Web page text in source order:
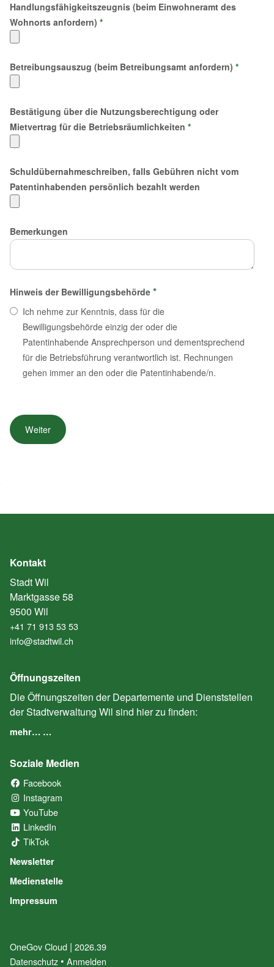
Handlungsfähigkeitszeugnis (beim Einwohneramt des
Wohnorts anfordern) *
Betreibungsauszug (beim Betreibungsamt anfordern) *
Bestätigung über die Nutzungsberechtigung oder
Mietvertrag für die Betriebsräumlichkeiten *
Schuldübernahmeschreiben, falls Gebühren nicht vom
Patentinhabenden persönlich bezahlt werden
Bemerkungen
Hinweis der Bewilligungsbehörde *
Ich nehme zur Kenntnis, dass für die
Bewilligungsbehörde einzig der oder die
Patentinhabende Ansprechperson und dementsprechend
für die Betriebsführung verantwortlich ist. Rechnungen
gehen immer an den oder die Patentinhabende/n.
Kontakt
Stadt Wil
Marktgasse 58
9500 Wil
+41 71 913 53 53
info@stadtwil.ch
Öffnungszeiten
Die Öffnungszeiten der Departemente und Dienststellen
der Stadtverwaltung Wil sind hier zu finden:
mehr… …
Soziale Medien
Facebook
Instagram
YouTube
LinkedIn
TikTok
Newsletter
Medienstelle
Impressum
OneGov Cloud (External Link)
| 2026.39
Datenschutz (External Link)
Anmelden